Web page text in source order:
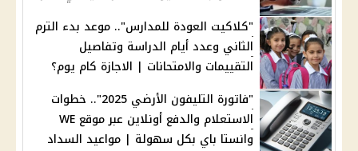
"كلاكيت العودة للمدارس".. موعد بدء الترم
الثاني وعدد أيام الدراسة وتفاصيل
التقييمات والامتحانات | الاجازة كام يوم؟
"فاتورة التليفون الأرضي 2025".. خطوات
الاستعلام والدفع أونلاين عبر موقع WE
وانستا باي بكل سهولة | مواعيد السداد